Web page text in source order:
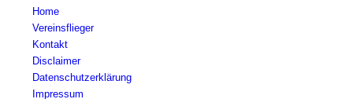
Home
Vereinsflieger
Kontakt
Disclaimer
Datenschutzerklärung
Impressum